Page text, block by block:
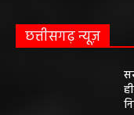
छत्तीसगढ़ न्यूज़